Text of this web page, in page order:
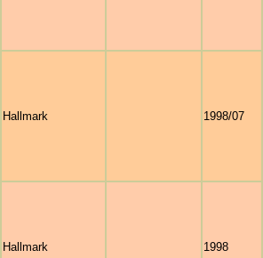
Hallmark 1998/07
Hallmark 1998